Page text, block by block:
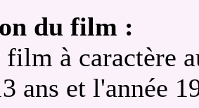
du film :
à caractère
ans et l'année